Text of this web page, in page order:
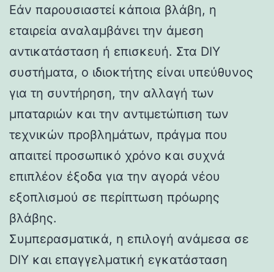
Εάν παρουσιαστεί κάποια βλάβη, η
εταιρεία αναλαμβάνει την άμεση
αντικατάσταση ή επισκευή. Στα DIY
συστήματα, ο ιδιοκτήτης είναι υπεύθυνος
για τη συντήρηση, την αλλαγή των
μπαταριών και την αντιμετώπιση των
τεχνικών προβλημάτων, πράγμα που
απαιτεί προσωπικό χρόνο και συχνά
επιπλέον έξοδα για την αγορά νέου
εξοπλισμού σε περίπτωση πρόωρης
βλάβης.
Συμπερασματικά, η επιλογή ανάμεσα σε
DIY και επαγγελματική εγκατάσταση